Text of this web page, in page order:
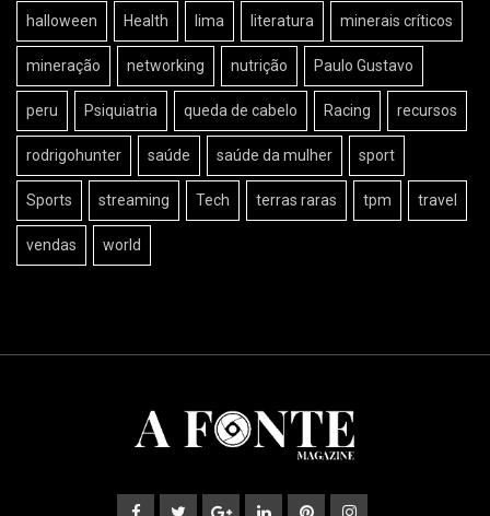
halloween Health lima literatura minerais críticos
mineração networking nutrição Paulo Gustavo
peru Psiquiatria queda de cabelo Racing recursos
rodrigohunter saúde saúde da mulher sport
Sports streaming Tech terras raras tpm travel
vendas world